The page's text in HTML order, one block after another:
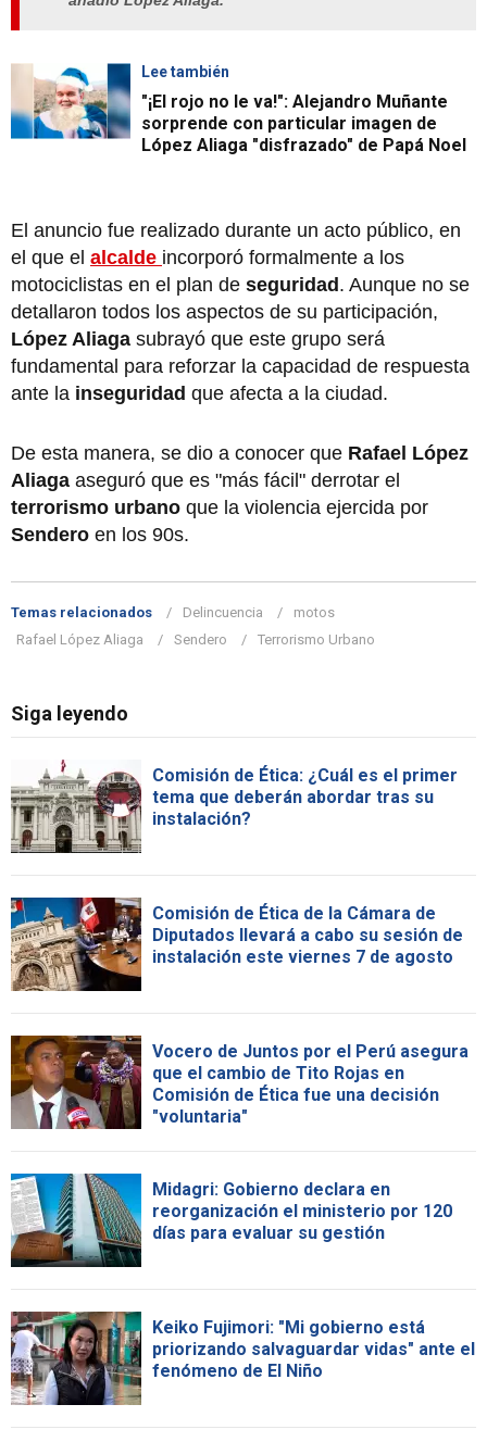
Lee también
"¡El rojo no le va!": Alejandro Muñante
sorprende con particular imagen de
López Aliaga "disfrazado" de Papá Noel
El anuncio fue realizado durante un acto público, en
el que el alcalde incorporó formalmente a los
motociclistas en el plan de seguridad. Aunque no se
detallaron todos los aspectos de su participación,
López Aliaga subrayó que este grupo será
fundamental para reforzar la capacidad de respuesta
ante la inseguridad que afecta a la ciudad.
De esta manera, se dio a conocer que Rafael López
Aliaga aseguró que es "más fácil" derrotar el
terrorismo urbano que la violencia ejercida por
Sendero en los 90s.
Temas relacionados Delincuencia
motos
Rafael López Aliaga
Sendero Terrorismo Urbano
Siga leyendo
Comisión de Ética: ¿Cuál es el primer
tema que deberán abordar tras su
instalación?
Comisión de Ética de la Cámara de
Diputados llevará a cabo su sesión de
instalación este viernes 7 de agosto
Vocero de Juntos por el Perú asegura
que el cambio de Tito Rojas en
Comisión de Ética fue una decisión
"voluntaria"
Midagri: Gobierno declara en
reorganización el ministerio por 120
días para evaluar su gestión
Keiko Fujimori: "Mi gobierno está
priorizando salvaguardar vidas" ante el
fenómeno de El Niño